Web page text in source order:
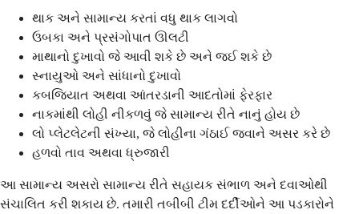
થાક અને સામાન્ય કરતાં વધુ થાક લાગવો
ઉબકા અને પ્રસંગોપાત ઊલટી
માથાનો દુખાવો જે આવી શકે છે અને જઈ શકે છે
સ્નાયુઓ અને સાંધાનો દુખાવો
કબજિયાત અથવા આંતરડાની આદતોમાં ફેરફાર
નાકમાંથી લોહી નીકળવું જે સામાન્ય રીતે નાનું હોય છે
લો પ્લેટલેટની સંખ્યા, જે લોહીના ગંઠાઈ જવાને અસર કરે છે
હળવો તાવ અથવા ધ્રુજારી
આ સામાન્ય અસરો સામાન્ય રીતે સહાયક સંભાળ અને દવાઓથી
સંચાલિત કરી શકાય છે. તમારી તબીબી ટીમ દર્દીઓને આ પડકારોને